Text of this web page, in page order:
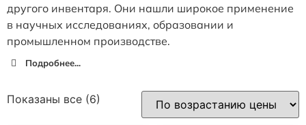
другого инвентаря. Они нашли широкое применение
в научных исследованиях, образовании и
промышленном производстве.
Подробнее...
Показаны все (6)